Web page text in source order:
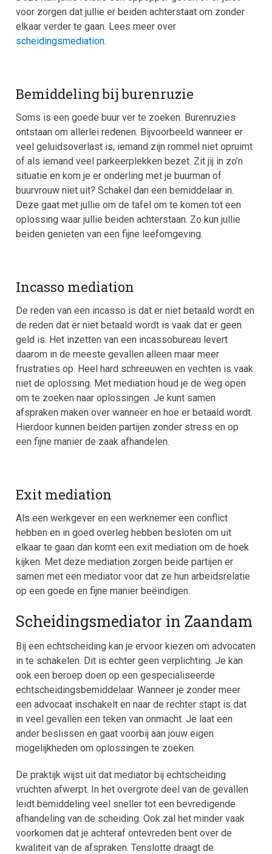
voor zorgen dat jullie er beiden achterstaat om zonder
elkaar verder te gaan. Lees meer over
scheidingsmediation.
Bemiddeling bij burenruzie
Soms is een goede buur ver te zoeken. Burenruzies
ontstaan om allerlei redenen. Bijvoorbeeld wanneer er
veel geluidsoverlast is, iemand zijn rommel niet opruimt
of als iemand veel parkeerplekken bezet. Zit jij in zo’n
situatie en kom je er onderling met je buurman of
buurvrouw niet uit? Schakel dan een bemiddelaar in.
Deze gaat met jullie om de tafel om te komen tot een
oplossing waar jullie beiden achterstaan. Zo kun jullie
beiden genieten van een fijne leefomgeving.
Incasso mediation
De reden van een incasso is dat er niet betaald wordt en
de reden dat er niet betaald wordt is vaak dat er geen
geld is. Het inzetten van een incassobureau levert
daarom in de meeste gevallen alleen maar meer
frustraties op. Heel hard schreeuwen en vechten is vaak
niet de oplossing. Met mediation houd je de weg open
om te zoeken naar oplossingen. Je kunt samen
afspraken maken over wanneer en hoe er betaald wordt.
Hierdoor kunnen beiden partijen zonder stress en op
een fijne manier de zaak afhandelen.
Exit mediation
Als een werkgever en een werknemer een conflict
hebben en in goed overleg hebben besloten om uit
elkaar te gaan dan komt een exit mediation om de hoek
kijken. Met deze mediation zorgen beide partijen er
samen met een mediator voor dat ze hun arbeidsrelatie
op een goede en fijne manier beëindigen.
Scheidingsmediator in Zaandam
Bij een echtscheiding kan je ervoor kiezen om advocaten
in te schakelen. Dit is echter geen verplichting. Je kan
ook een beroep doen op een gespecialiseerde
echtscheidingsbemiddelaar. Wanneer je zonder meer
een advocaat inschakelt en naar de rechter stapt is dat
in veel gevallen een teken van onmacht. Je laat een
ander beslissen en gaat voorbij aan jouw eigen
mogelijkheden om oplossingen te zoeken.
De praktijk wijst uit dat mediator bij echtscheiding
vruchten afwerpt. In het overgrote deel van de gevallen
leidt bemiddeling veel sneller tot een bevredigende
afhandeling van de scheiding. Ook zal het minder vaak
voorkomen dat je achteraf ontevreden bent over de
kwaliteit van de afspraken. Tenslotte draagt de